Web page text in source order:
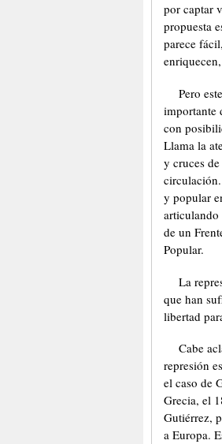
por captar
propuesta
parece
Pero
importante
con
Llama la
y cruces
y popular
articulando
de un
Popular.
La
que han
libertad
Cabe
represión
el caso de
Grecia, el
Gutiérrez,
a Europa.